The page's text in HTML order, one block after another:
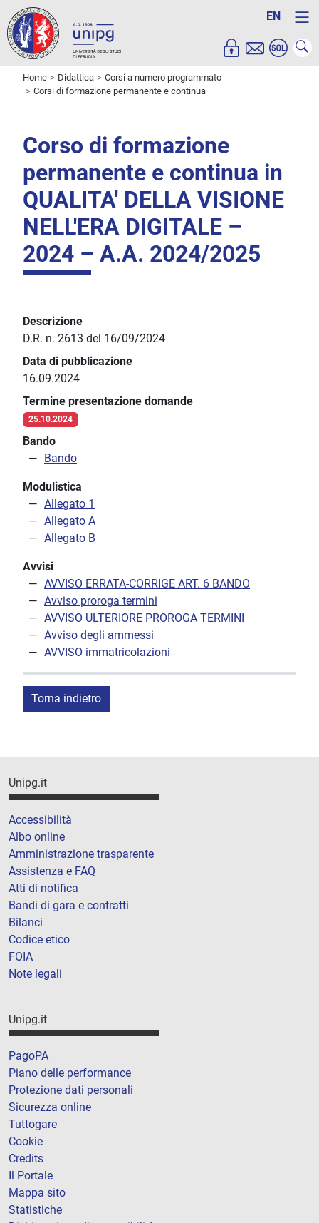
EN
Home Didattica
Corsi a numero programmato
Corsi di formazione permanente e continua
Corso di formazione
permanente e continua in
QUALITA' DELLA VISIONE
NELL'ERA DIGITALE –
2024 – A.A. 2024/2025
Descrizione
D.R. n. 2613 del 16/09/2024
Data di pubblicazione
16.09.2024
Termine presentazione domande
25.10.2024
Bando
Bando
Modulistica
Allegato 1
Allegato A
Allegato B
Avvisi
AVVISO ERRATA-CORRIGE ART. 6 BANDO
Avviso proroga termini
AVVISO ULTERIORE PROROGA TERMINI
Avviso degli ammessi
AVVISO immatricolazioni
Torna indietro
Unipg.it
Accessibilità
Albo online
Amministrazione trasparente
Assistenza e FAQ
Atti di notifica
Bandi di gara e contratti
Bilanci
Codice etico
FOIA
Note legali
Unipg.it
PagoPA
Piano delle performance
Protezione dati personali
Sicurezza online
Tuttogare
Cookie
Credits
Il Portale
Mappa sito
Statistiche